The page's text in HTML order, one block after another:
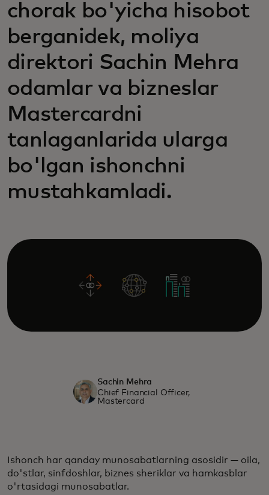
chorak bo'yicha hisobot
berganidek, moliya
direktori Sachin Mehra
odamlar va bizneslar
Mastercardni
tanlaganlarida ularga
bo'lgan ishonchni
mustahkamladi.
Sachin Mehra
Chief Financial Officer,
Mastercard
Ishonch har qanday munosabatlarning asosidir — oila,
do'stlar, sinfdoshlar, biznes sheriklar va hamkasblar
o'rtasidagi munosabatlar.